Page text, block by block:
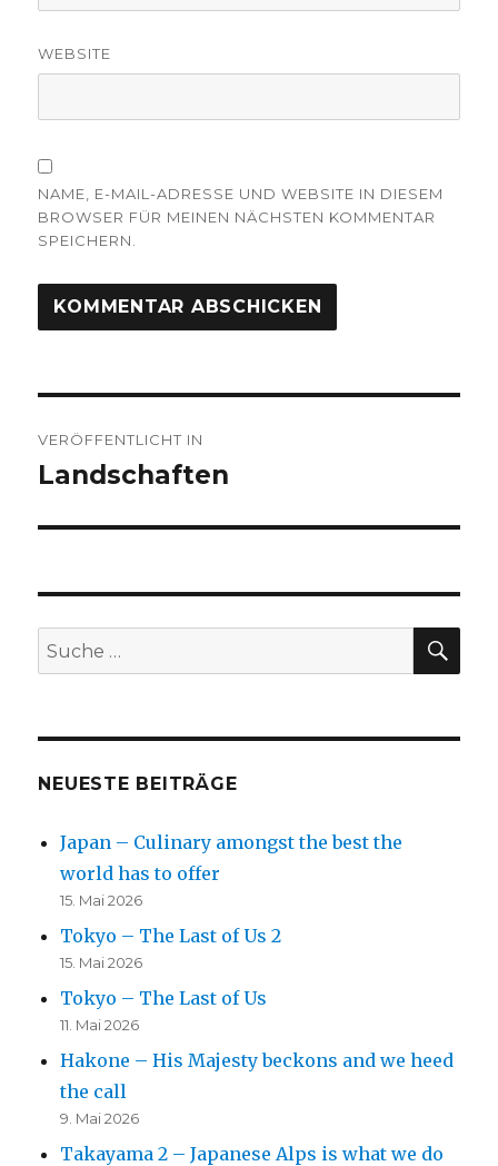
WEBSITE
NAME, E-MAIL-ADRESSE UND WEBSITE IN DIESEM
BROWSER FÜR MEINEN NÄCHSTEN KOMMENTAR
SPEICHERN.
VERÖFFENTLICHT IN
Landschaften
Suche
nach:
NEUESTE BEITRÄGE
Japan – Culinary amongst the best the
world has to offer
15. Mai 2026
Tokyo – The Last of Us 2
15. Mai 2026
Tokyo – The Last of Us
11. Mai 2026
Hakone – His Majesty beckons and we heed
the call
9. Mai 2026
Takayama 2 – Japanese Alps is what we do